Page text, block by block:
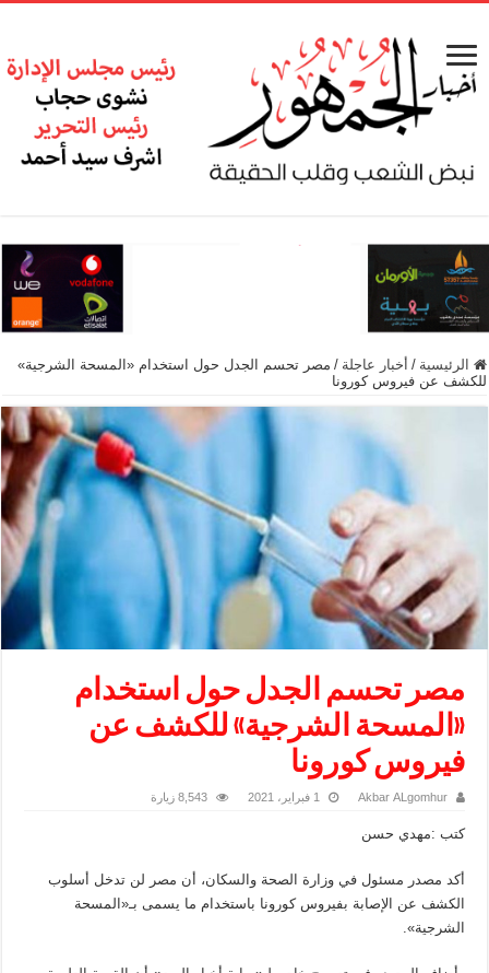
الرئيسية / أخبار عاجلة / مصر تحسم الجدل حول استخدام «المسحة الشرجية»
للكشف عن فيروس كورونا
مصر تحسم الجدل حول استخدام
«المسحة الشرجية» للكشف عن
فيروس كورونا
Akbar ALgomhur 1 فبراير، 2021 8,543 زيارة
كتب :مهدي حسن
أكد مصدر مسئول في وزارة الصحة والسكان، أن مصر لن تدخل أسلوب
الكشف عن الإصابة بفيروس كورونا باستخدام ما يسمى بـ«المسحة
الشرجية».